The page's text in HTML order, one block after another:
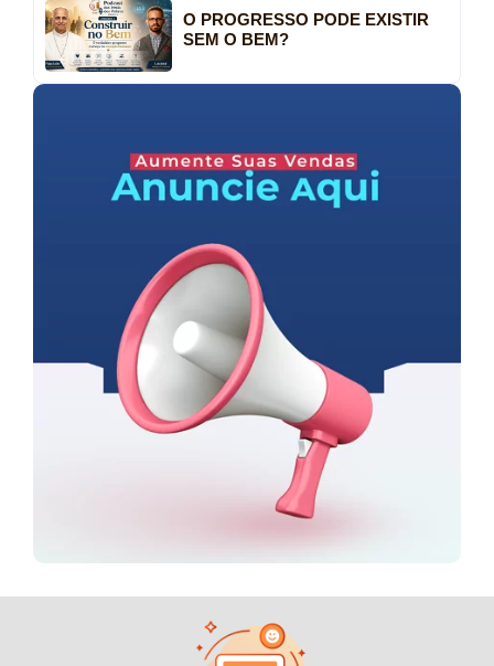
O PROGRESSO PODE EXISTIR
SEM O BEM?